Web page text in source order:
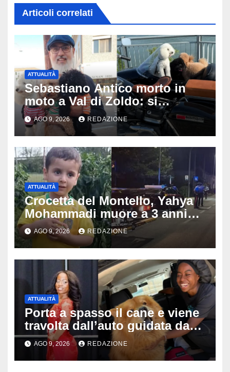
Articoli correlati
ATTUALITÀ
Sebastiano Antico morto in
moto a Val di Zoldo: si
schianta con il sidecar, salvi i
due cagnolini
AGO 9, 2026 REDAZIONE
ATTUALITÀ
Crocetta del Montello, Yahya
Mohammadi muore a 3 anni
dopo 72 ore di agonia: era
stato travolto da un’auto
AGO 9, 2026 REDAZIONE
ATTUALITÀ
Porta a spasso il cane e viene
travolta dall’auto guidata da
due bambini di 4 e 6 anni: l’ex
miss Kiara Bowling lotta tra la
vita e la morte
AGO 9, 2026 REDAZIONE